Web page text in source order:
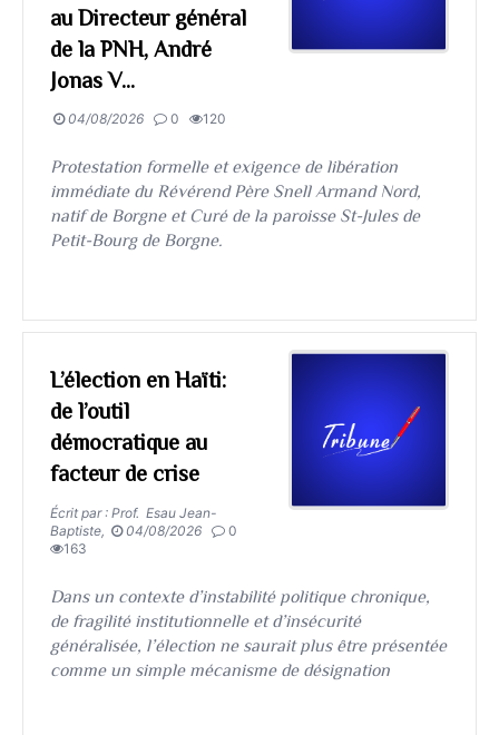
au Directeur général
de la PNH, André
Jonas V...
04/08/2026 0 120
Protestation formelle et exigence de libération
immédiate du Révérend Père Snell Armand Nord,
natif de Borgne et Curé de la paroisse St-Jules de
Petit-Bourg de Borgne.
L’élection en Haïti:
de l’outil
démocratique au
facteur de crise
Écrit par : Prof. Esau Jean-
Baptiste,
04/08/2026
0
163
Dans un contexte d’instabilité politique chronique,
de fragilité institutionnelle et d’insécurité
généralisée, l’élection ne saurait plus être présentée
comme un simple mécanisme de désignation